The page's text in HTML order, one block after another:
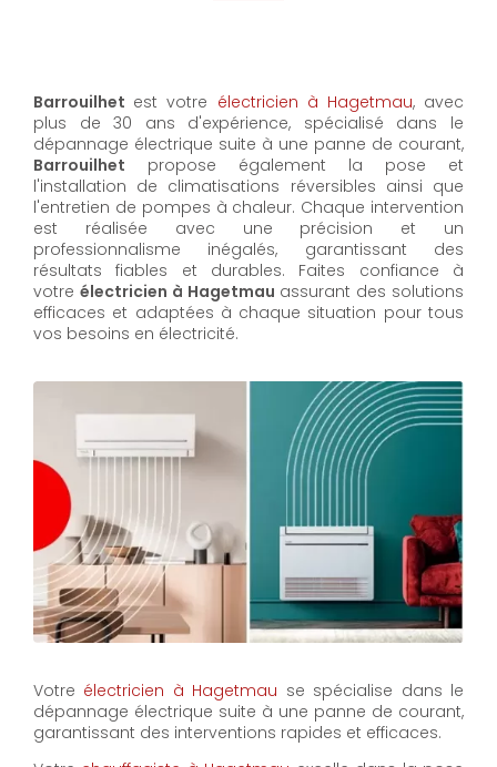
Barrouilhet est votre électricien à Hagetmau, avec
plus de 30 ans d'expérience, spécialisé dans le
dépannage électrique suite à une panne de courant,
Barrouilhet propose également la pose et
l'installation de climatisations réversibles ainsi que
l'entretien de pompes à chaleur. Chaque intervention
est réalisée avec une précision et un
professionnalisme inégalés, garantissant des
résultats fiables et durables. Faites confiance à
votre électricien à Hagetmau assurant des solutions
efficaces et adaptées à chaque situation pour tous
vos besoins en électricité.
Votre électricien à Hagetmau se spécialise dans le
dépannage électrique suite à une panne de courant,
garantissant des interventions rapides et efficaces.